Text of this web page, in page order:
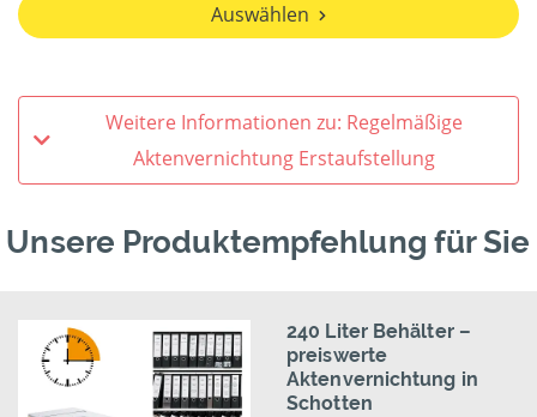
Auswählen
Weitere Informationen zu: Regelmäßige
Aktenvernichtung Erstaufstellung
Unsere Produktempfehlung für Sie
240 Liter Behälter –
preiswerte
Aktenvernichtung in
Schotten